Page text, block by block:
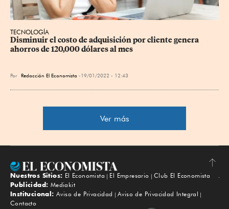
TECNOLOGÍA
Disminuir el costo de adquisición por cliente genera
ahorros de 120,000 dólares al mes
Por Redacción El Economista 19/01/2022 - 12:43
Ver más
Subir
Nuestros Sitios: El Economista El Empresario
Club El Economista
Publicidad: Mediakit
Institucional: Aviso de Privacidad
Aviso de Privacidad Integral
Contacto